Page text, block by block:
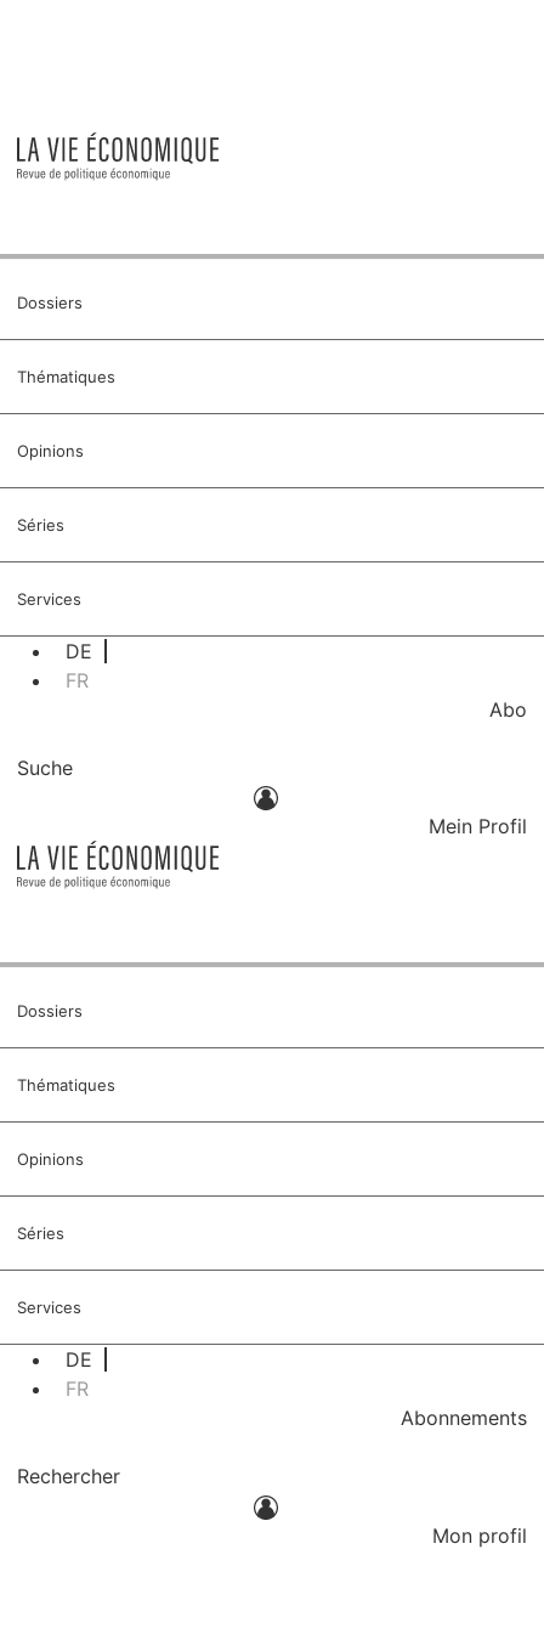
Dossiers
Thématiques
Opinions
Séries
Services
DE
FR
Abo
Suche
Mein Profil
Dossiers
Thématiques
Opinions
Séries
Services
DE
FR
Abonnements
Rechercher
Mon profil